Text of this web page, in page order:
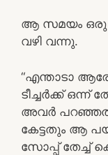
ആ സമയം
വഴി വന്നു.
“എന്താടാ
ടീച്ചർക്ക്
അവർ പറഞ്ഞത്
കേട്ടതും ആ
സോപ്പ് തേച്ച്